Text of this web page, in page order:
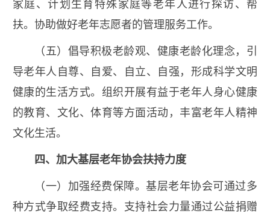
家庭、计划生育特殊家庭等老年人进行探访、帮
扶。协助做好老年志愿者的管理服务工作。
（五）倡导积极老龄观、健康老龄化理念，引
导老年人自尊、自爱、自立、自强，形成科学文明
健康的生活方式。组织开展有益于老年人身心健康
的教育、文化、体育等方面活动，丰富老年人精神
文化生活。
四、加大基层老年协会扶持力度
（一）加强经费保障。基层老年协会可通过多
种方式争取经费支持。支持社会力量通过公益捐赠